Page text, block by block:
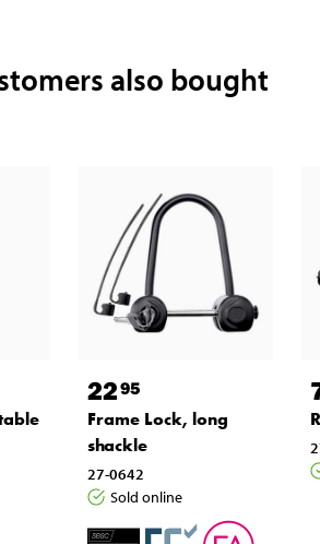
also bought
2295
Frame Lock, long
shackle
27-0642
Sold online